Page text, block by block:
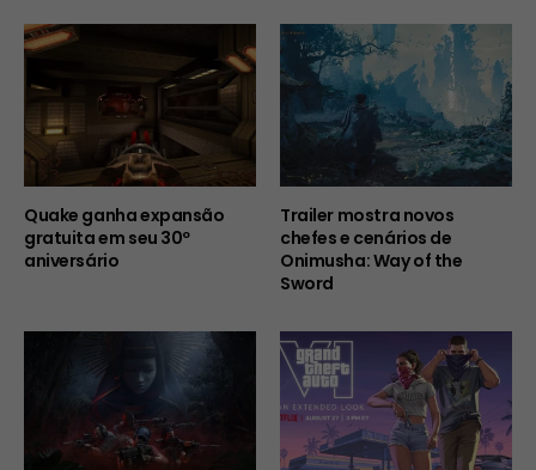
Quake ganha expansão
gratuita em seu 30º
aniversário
Trailer mostra novos
chefes e cenários de
Onimusha: Way of the
Sword